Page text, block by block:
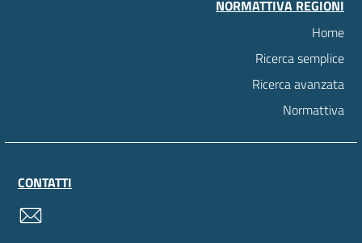
NORMATTIVA REGIONI
Home
Ricerca semplice
Ricerca avanzata
Normattiva
CONTATTI